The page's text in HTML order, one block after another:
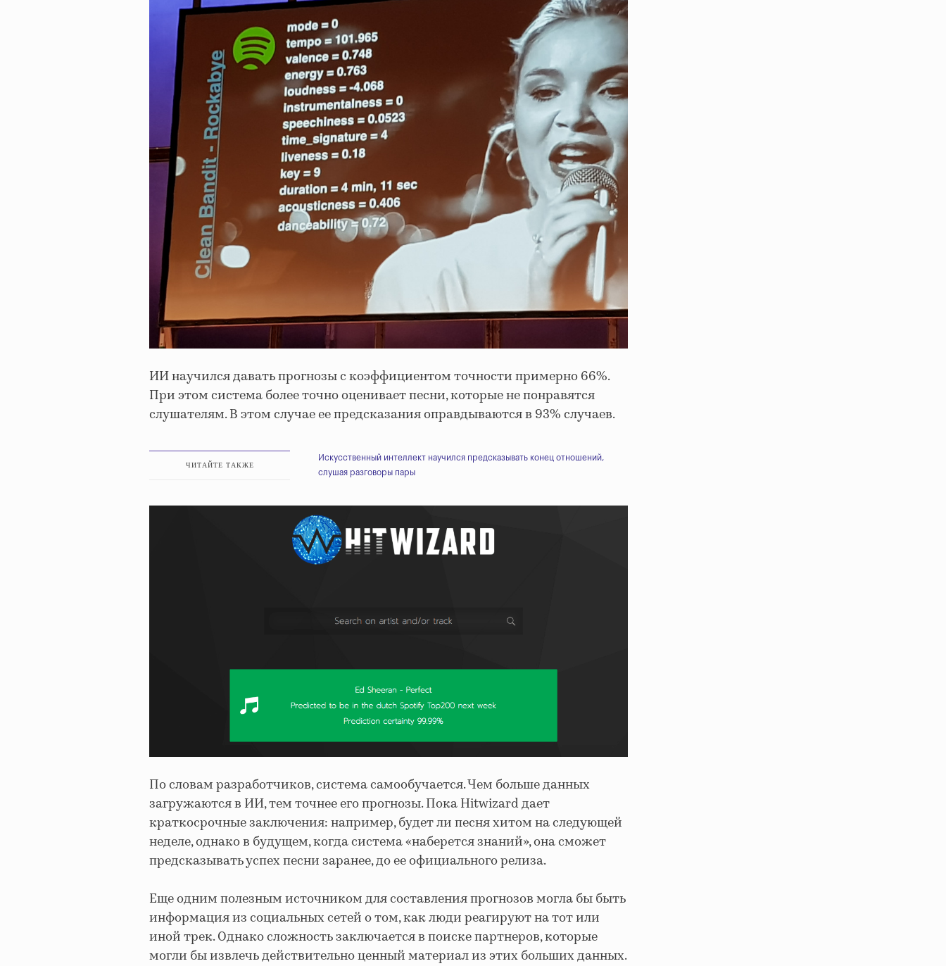
ИИ научился давать прогнозы с коэффициентом точности примерно 66%.
При этом система более точно оценивает песни, которые не понравятся
слушателям. В этом случае ее предсказания оправдываются в 93% случаев.
ЧИТАЙТЕ ТАКЖЕ
Искусственный интеллект научился предсказывать конец отношений,
слушая разговоры пары
По словам разработчиков, система самообучается. Чем больше данных
загружаются в ИИ, тем точнее его прогнозы. Пока Hitwizard дает
краткосрочные заключения: например, будет ли песня хитом на следующей
неделе, однако в будущем, когда система «наберется знаний», она сможет
предсказывать успех песни заранее, до ее официального релиза.
Еще одним полезным источником для составления прогнозов могла бы быть
информация из социальных сетей о том, как люди реагируют на тот или
иной трек. Однако сложность заключается в поиске партнеров, которые
могли бы извлечь действительно ценный материал из этих больших данных.